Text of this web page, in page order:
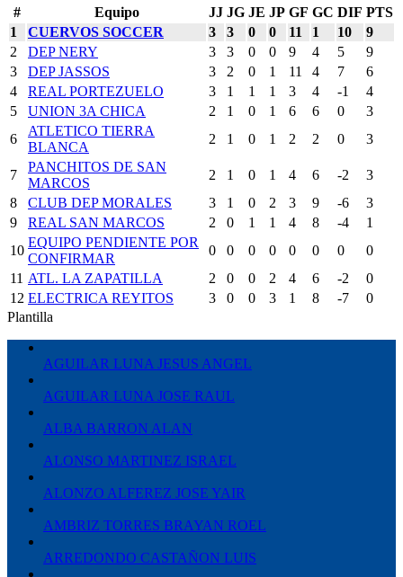
#
Equipo JJ JG JE JP GF GC DIF PTS
1
CUERVOS SOCCER 3 3 0 0 11 1 10
9
2
DEP NERY 3 3 0 0 9 4 5
9
3
DEP JASSOS 3 2 0 1 11 4 7
6
4
REAL PORTEZUELO 3 1 1 1 3 4 -1
4
5
UNION 3A CHICA 2 1 0 1 6 6 0
3
6
ATLETICO TIERRA
BLANCA
2 1 0 1 2 2 0 3
7
PANCHITOS DE SAN
MARCOS
2 1 0 1 4 6 -2
3
8
CLUB DEP MORALES 3 1 0 2 3 9 -6
3
9
REAL SAN MARCOS 2 0 1 1 4 8 -4
1
10
EQUIPO PENDIENTE POR
CONFIRMAR
0 0 0 0 0 0 0
0
11 ATL. LA ZAPATILLA 2 0 0 2 4 6 -2
0
12 ELECTRICA REYITOS 3 0 0 3 1 8 -7
0
Plantilla
AGUILAR LUNA JESUS ANGEL
AGUILAR LUNA JOSE RAUL
ALBA BARRON ALAN
ALONSO MARTINEZ ISRAEL
ALONZO ALFEREZ JOSE YAIR
AMBRIZ TORRES BRAYAN ROEL
ARREDONDO CASTAÑON LUIS